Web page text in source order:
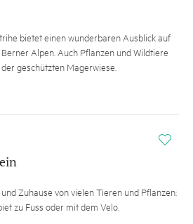
bietet einen wunderbaren Ausblick auf
Alpen. Auch Pflanzen und Wildtiere
geschützten Magerwiese.
i
Zuhause von vielen Tieren und Pflanzen:
zu Fuss oder mit dem Velo.